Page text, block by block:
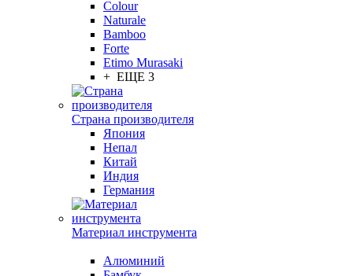
Colour
Naturale
Bamboo
Forte
Etimo Murasaki
+ ЕЩЕ 3
Страна производителя
Япония
Непал
Китай
Индия
Германия
Материал инструмента
Алюминий